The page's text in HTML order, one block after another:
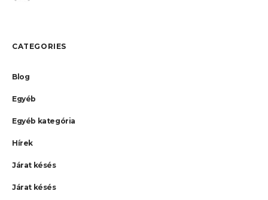
CATEGORIES
Blog
Egyéb
Egyéb kategória
Hírek
Járat késés
Járat késés